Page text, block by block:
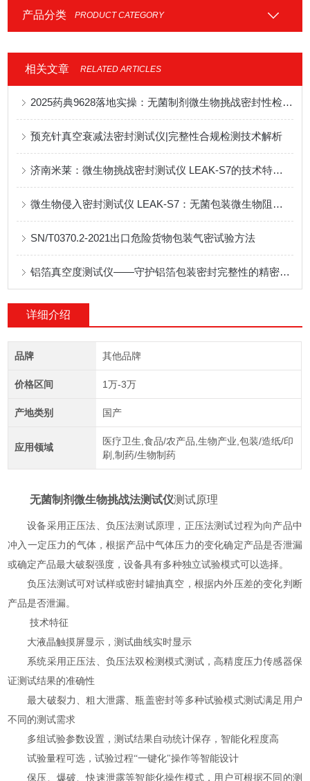
产品分类 PRODUCT CATEGORY
相关文章 RELATED ARTICLES
2025药典9628落地实操：无菌制剂微生物挑战密封性检测完整方案
预充针真空衰减法密封测试仪|完整性合规检测技术解析
济南米莱：微生物挑战密封测试仪 LEAK-S7的技术特性与药监核查应用优势
微生物侵入密封测试仪 LEAK-S7：无菌包装微生物阻隔性能检测设备应用说明
SN/T0370.2-2021出口危险货物包装气密试验方法
铝箔真空度测试仪——守护铝箔包装密封完整性的精密检测方案
详细介绍
品牌 其他品牌
价格区间 1万-3万
产地类别 国产
应用领域
医疗卫生,食品/农产品,生物产业,包装/造纸/印
刷,制药/生物制药
无菌制剂微生物挑战法测试仪测试原理
设备采用正压法、负压法测试原理，正压法测试过程为向产品中
冲入一定压力的气体，根据产品中气体压力的变化确定产品是否泄漏
或确定产品最大破裂强度，设备具有多种独立试验模式可以选择。
负压法测试可对试样或密封罐抽真空，根据内外压差的变化判断
产品是否泄漏。
技术特征
大液晶触摸屏显示，测试曲线实时显示
系统采用正压法、负压法双检测模式测试，高精度压力传感器保
证测试结果的准确性
最大破裂力、粗大泄露、瓶盖密封等多种试验模式测试满足用户
不同的测试需求
多组试验参数设置，测试结果自动统计保存，智能化程度高
试验量程可选，试验过程“一键化"操作等智能设计
保压、爆破、快速泄露等智能化操作模式，用户可根据不同的测